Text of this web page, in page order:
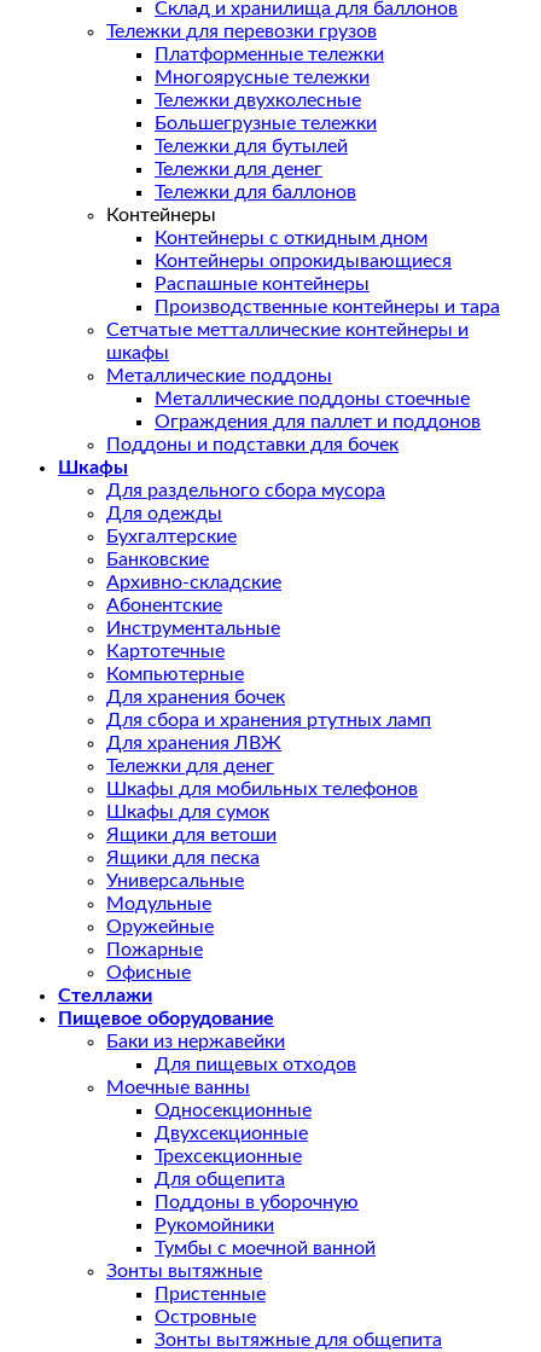
Склад и хранилища для баллонов
Тележки для перевозки грузов
Платформенные тележки
Многоярусные тележки
Тележки двухколесные
Большегрузные тележки
Тележки для бутылей
Тележки для денег
Тележки для баллонов
Контейнеры
Контейнеры с откидным дном
Контейнеры опрокидывающиеся
Распашные контейнеры
Производственные контейнеры и тара
Сетчатые метталлические контейнеры и
шкафы
Металлические поддоны
Металлические поддоны стоечные
Ограждения для паллет и поддонов
Поддоны и подставки для бочек
Шкафы
Для раздельного сбора мусора
Для одежды
Бухгалтерские
Банковские
Архивно-складские
Абонентские
Инструментальные
Картотечные
Компьютерные
Для хранения бочек
Для сбора и хранения ртутных ламп
Для хранения ЛВЖ
Тележки для денег
Шкафы для мобильных телефонов
Шкафы для сумок
Ящики для ветоши
Ящики для песка
Универсальные
Модульные
Оружейные
Пожарные
Офисные
Стеллажи
Пищевое оборудование
Баки из нержавейки
Для пищевых отходов
Моечные ванны
Односекционные
Двухсекционные
Трехсекционные
Для общепита
Поддоны в уборочную
Рукомойники
Тумбы с моечной ванной
Зонты вытяжные
Пристенные
Островные
Зонты вытяжные для общепита